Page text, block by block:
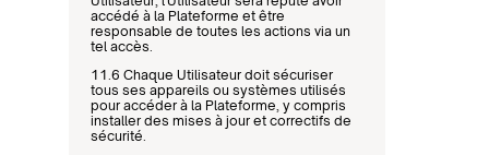
accédé à la Plateforme et être
responsable de toutes les actions via un
tel accès.
11.6 Chaque Utilisateur doit sécuriser
tous ses appareils ou systèmes utilisés
pour accéder à la Plateforme, y compris
installer des mises à jour et correctifs de
sécurité.